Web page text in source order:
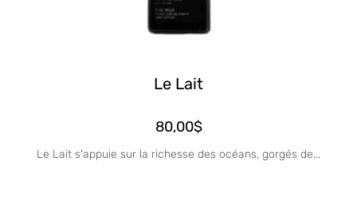
Le Lait
80,00$
Le Lait s'appuie sur la richesse des océans, gorgés de...